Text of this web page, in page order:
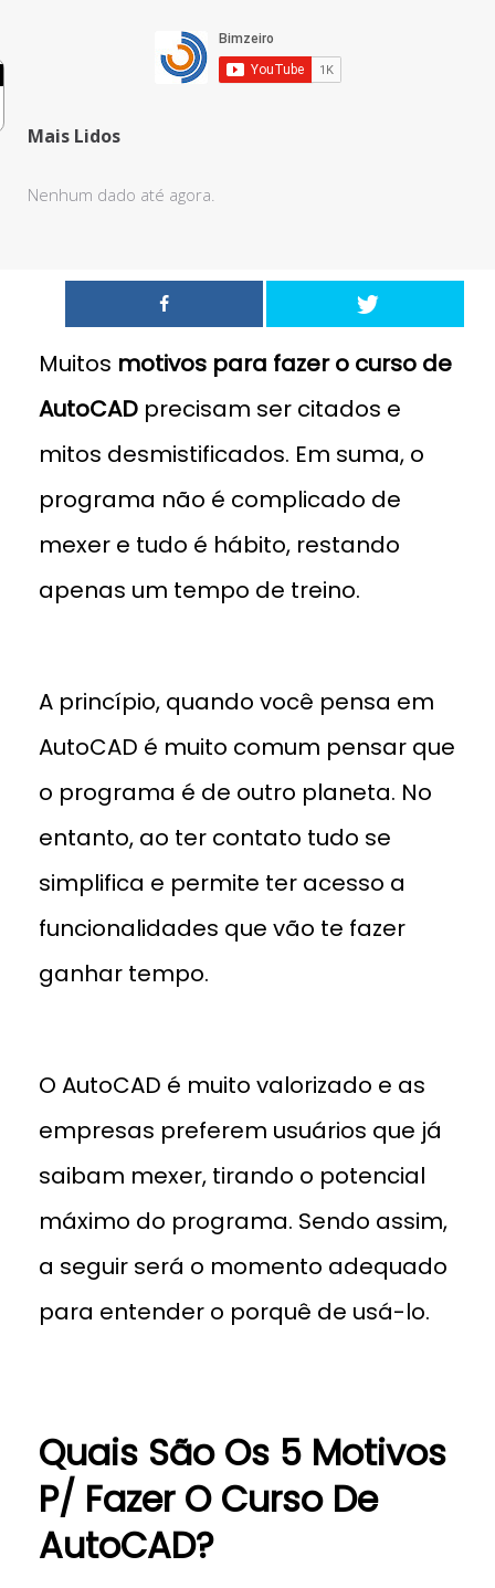
Mais Lidos
Nenhum dado até agora.
Muitos motivos para fazer o curso de
AutoCAD precisam ser citados e
mitos desmistificados. Em suma, o
programa não é complicado de
mexer e tudo é hábito, restando
apenas um tempo de treino.
A princípio, quando você pensa em
AutoCAD é muito comum pensar que
o programa é de outro planeta. No
entanto, ao ter contato tudo se
simplifica e permite ter acesso a
funcionalidades que vão te fazer
ganhar tempo.
O AutoCAD é muito valorizado e as
empresas preferem usuários que já
saibam mexer, tirando o potencial
máximo do programa. Sendo assim,
a seguir será o momento adequado
para entender o porquê de usá-lo.
Quais São Os 5 Motivos
P/ Fazer O Curso De
AutoCAD?